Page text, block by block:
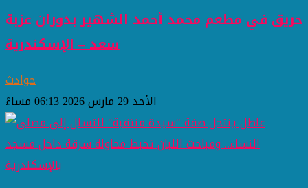
حريق في مطعم محمد أحمد الشهير بدوران عزبة
سعد – الإسكندرية
حوادث
الأحد 29 مارس 2026 06:13 مساءً